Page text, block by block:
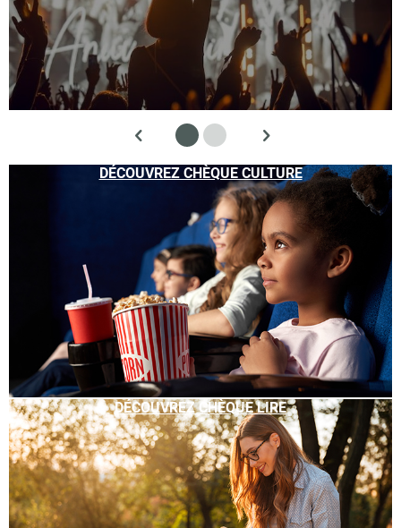
DÉCOUVREZ CHÈQUE CULTURE
DÉCOUVREZ CHÈQUE LIRE